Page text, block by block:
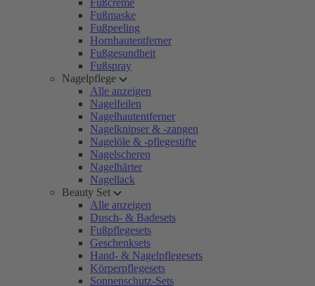
Fußcreme
Fußmaske
Fußpeeling
Hornhautentferner
Fußgesundheit
Fußspray
Nagelpflege
Alle anzeigen
Nagelfeilen
Nagelhautentferner
Nagelknipser & -zangen
Nagelöle & -pflegestifte
Nagelscheren
Nagelhärter
Nagellack
Beauty Set
Alle anzeigen
Dusch- & Badesets
Fußpflegesets
Geschenksets
Hand- & Nagelpflegesets
Körperpflegesets
Sonnenschutz-Sets